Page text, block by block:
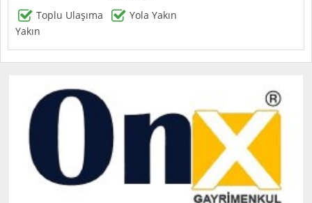
Toplu Ulaşıma
Yakın
Yola Yakın